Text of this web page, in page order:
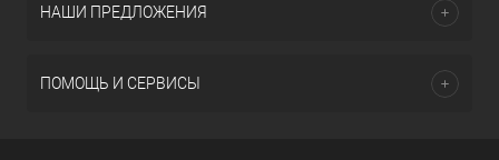
НАШИ ПРЕДЛОЖЕНИЯ
ПОМОЩЬ И СЕРВИСЫ